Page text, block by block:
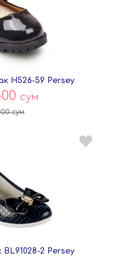
H526-59 Persey
сум
сум
2 Persey